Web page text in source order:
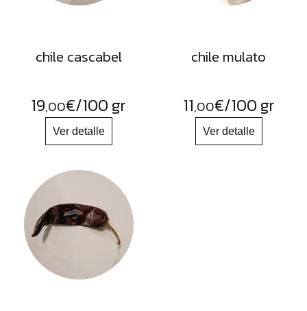
chile cascabel
19,00€/100 gr
chile mulato
11,00€/100 gr